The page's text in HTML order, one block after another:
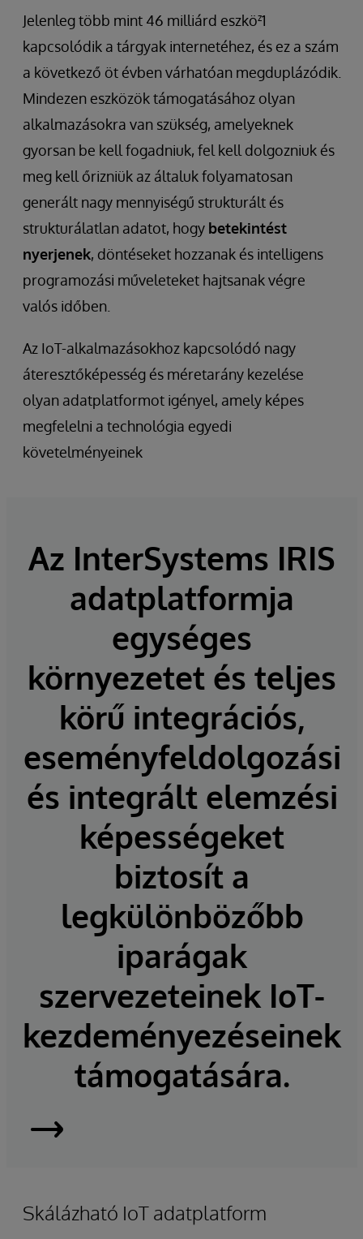
Jelenleg több mint 46 milliárd eszköz1
kapcsolódik a tárgyak internetéhez, és ez a szám
a következő öt évben várhatóan megduplázódik.
Mindezen eszközök támogatásához olyan
alkalmazásokra van szükség, amelyeknek
gyorsan be kell fogadniuk, fel kell dolgozniuk és
meg kell őrizniük az általuk folyamatosan
generált nagy mennyiségű strukturált és
strukturálatlan adatot, hogy betekintést
nyerjenek, döntéseket hozzanak és intelligens
programozási műveleteket hajtsanak végre
valós időben.
Az IoT-alkalmazásokhoz kapcsolódó nagy
áteresztőképesség és méretarány kezelése
olyan adatplatformot igényel, amely képes
megfelelni a technológia egyedi
követelményeinek
Az InterSystems IRIS
adatplatformja
egységes
környezetet és teljes
körű integrációs,
eseményfeldolgozási
és integrált elemzési
képességeket
biztosít a
legkülönbözőbb
iparágak
szervezeteinek IoT-
kezdeményezéseinek
támogatására.
InterSystems
Skálázható IoT adatplatform